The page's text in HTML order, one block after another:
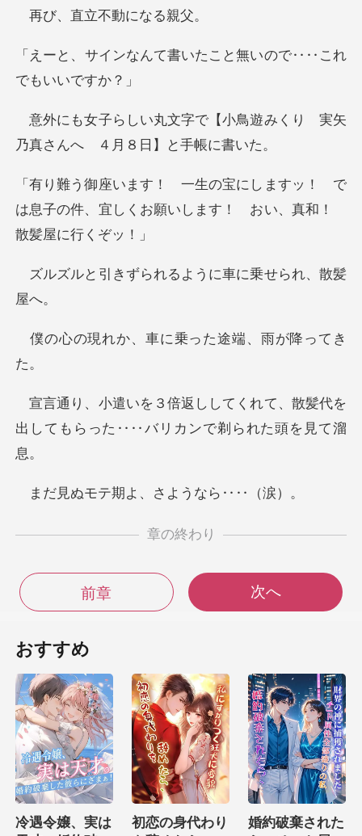
直立不動
書いたこと無いので‥‥
【小鳥遊みくり 実矢
乃真さん
すッ！ で
は息子の件、宜しくお願いしま
られるように車に乗
、車に乗った途端
くれて、散髪代を
出してもらった‥
期よ、さような
章の終わり
前章 次へ
おすすめ
冷遇令嬢、実は
初恋の身代わり
婚約破棄された